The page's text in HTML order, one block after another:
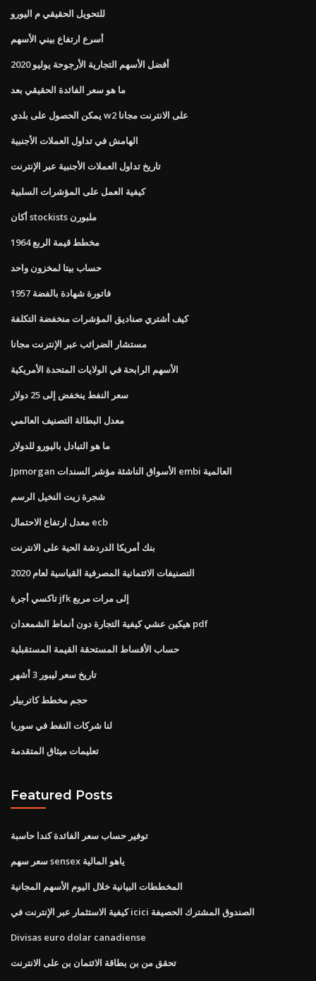
للتحويل الحقيقي م اليورو
أسرع ارتفاع بيني الأسهم
أفضل الأسهم التجارية الأرجوحة يوليو 2020
ما هو سعر الفائدة الحقيقي بعد
يمكن الحصول على بلدي w2 على الانترنت مجانا
الهامش في تداول العملات الأجنبية
تاريخ تداول العملات الأجنبية عبر الإنترنت
كيفية العمل على المؤشرات السلبية
أكان stockists ملبورن
مخطط قيمة الربع 1964
حساب بيتا لمخزون واحد
1957 فاتورة شهادة بالفضة
كيف أشتري صناديق المؤشرات منخفضة التكلفة
مستشار الضرائب عبر الإنترنت مجانا
الأسهم الرابحة في الولايات المتحدة الأمريكية
سعر النفط ينخفض ​​إلى 25 دولار
معدل البطالة التصنيف العالمي
ما هو التبادل باليورو للدولار
Jpmorgan الأسواق الناشئة مؤشر السندات embi العالمية
شجرة زيت النخيل الرسم
معدل ارتفاع الاحتمال ecb
بنك أمريكا الدردشة الحية على الانترنت
التصنيفات الائتمانية المصرفية القياسية لعام 2020
تاكسي أجرة jfk إلى مرات مربع
هيكين عشي كيفية التجارة دون أنماط الشمعدان pdf
حساب الأقساط المستحقة القيمة المستقبلية
تاريخ سعر ليبور 3 أشهر
حجم مخطط كاتربيلر
لنا شركات النفط في سوريا
تعليمات ميثاق المتقدمة
Featured Posts
توفير حساب سعر الفائدة كندا حاسبة
سعر سهم sensex ياهو المالية
المخططات البيانية خلال اليوم الأسهم المجانية
كيفية الاستثمار عبر الإنترنت في icici الصندوق المشترك الحصيفة
Divisas euro dolar canadiense
تحقق من بن بطاقة الائتمان بن على الانترنت